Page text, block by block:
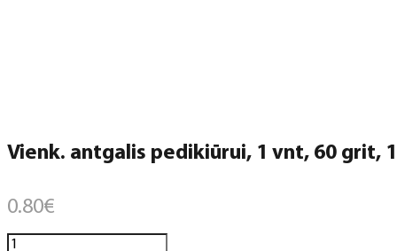
Vienk. antgalis pedikiūrui, 1 vnt, 60 grit,
0.80€
produkto